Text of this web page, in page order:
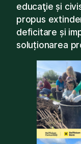
educaţie și
propus
deficitare și
soluționarea